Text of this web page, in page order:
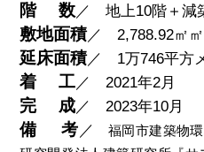
階 数／ 地上10階＋減
敷地面積／ 2,788.92㎡㎡
延床面積／ 1万746平方
着 工／ 2021年2月
完 成／ 2023年10月
備 考 ／
福岡市建築物